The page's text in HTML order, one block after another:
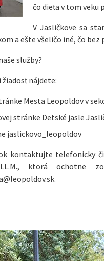
čo dieťa v tom veku
V Jasličkove sa
a ešte všeličo iné, čo bez
služby?
nájdete:
Mesta Leopoldov v
stránke Detské jasle
jaslickovo_leopoldov
kontaktujte telefonicky či
ktorá ochotne